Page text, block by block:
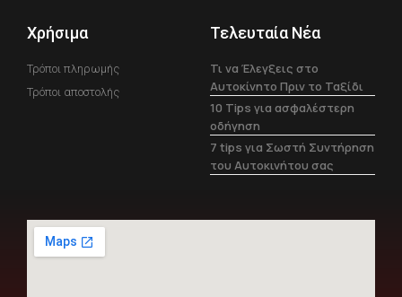
Χρήσιμα
Τρόποι πληρωμής
Τρόποι αποστολής
Τελευταία Νέα
Τι να Έλεγξεις στο
Αυτοκίνητο Πριν το Ταξίδι
10 Tips για ασφαλέστερη
οδήγηση
7 tips για Σωστή Συντήρηση
του Αυτοκινήτου σας